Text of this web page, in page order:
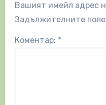
Вашият имейл адрес
Задължителните
Коментар: *